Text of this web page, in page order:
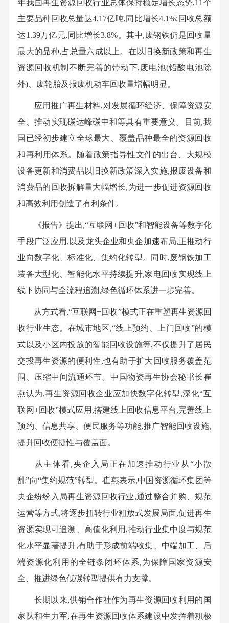
年我国再生资源回收行业总体保持稳定增长态势,11个
主要品种回收总量达4.17亿吨,同比增长4.1%;回收总额
达1.39万亿元,同比增长3.8%。其中,废钢铁仍是回收量
最大的品种,占总量六成以上。在以旧换新政策和再生
资源回收机制不断完善的带动下,废电池(铅酸电池除
外)、废轮胎及报废机动车回收量增幅明显。
应用推广再生材料,对发展循环经济、保障资源安
全、推动实现碳达峰碳中和等具有重要意义。目前,我
国已经初步建立全球最大、覆盖品种最全的资源回收
和再利用体系。随着政策指导性文件的出台、大规模
设备更新和消费品以旧换新政策深入实施,报废设备和
消费品的回收拆解量大幅增长,为进一步促进资源回收
和高效利用创造了有利条件。
《报告》提出,“互联网+回收”和智能设备等数字化
手段广泛应用,以及龙头企业和央企加速布局,正推动行
业向数字化、标准化、集约化转型。同时,废钢铁加工
装备大型化、智能化水平持续提升,家电回收实现线上
线下协同与全流程追溯,绿色循环体系进一步完善。
从方式看,“互联网+回收”模式正在重塑再生资源回
收行业生态。在城市地区,“线上预约、上门回收”的模
式以及小区内投放的智能回收设施等,不仅提升了居民
交投再生资源的便利性,也有助于扩大回收服务覆盖范
围、压缩中间流通环节。中国物资再生协会秘书长崔
燕认为,再生资源回收企业应加快数字化转型,深化“互
联网+回收”模式应用,搭建线上回收信息平台,完善线上
预约、信息共享、便民服务等功能,推广智能回收设施,
提升回收便捷性与覆盖面。
从主体看,央企入局正在加速推动行业从“小散
乱”向“集约规范”转型。崔燕表示,中国资源循环集团等
央企纷纷入局再生资源回收行业,通过整合并购、规范
运营等方式,将逐步扭转行业粗放式发展局面,促进再生
资源实现可追溯、高值化利用,推动行业集中度与规范
化水平显著提升,有助于形成前端收集、中端加工、后
端资源化利用的全链条闭环体系,为保障国家资源安
全、推进绿色低碳转型提供有力支撑。
长期以来,供销合作社作为再生资源回收利用的国
家队和生力军,在再生资源回收体系建设中发挥着积极